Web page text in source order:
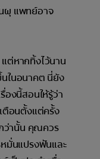
ผุ แพทย์อาจ
ต่หากทิ้งไว้นาน
ในอนาคต นี่ยัง
องนี้สอนให้รู้ว่า
อนตั้งแต่ครั้ง
ว่านั้น คุณควร
มั่นแปรงฟันและ